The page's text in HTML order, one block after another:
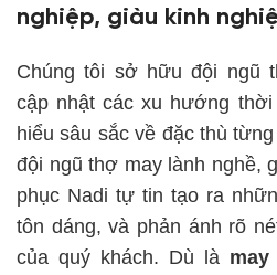
nghiệp, giàu kinh
Chúng tôi sở hữu đội ngũ
cập nhật các xu hướng
hiểu sâu sắc về đặc thù
đội ngũ thợ may lành nghề,
phục Nadi tự tin tạo ra
tôn dáng, và phản ánh rõ
của quý khách. Dù là